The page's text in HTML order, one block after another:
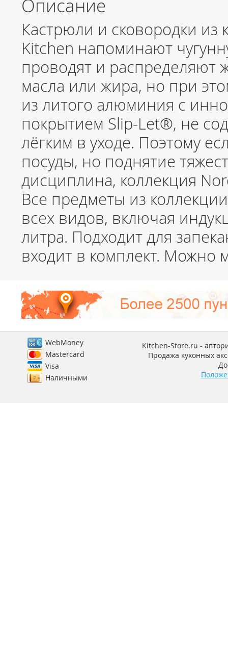
Описание
Кастрюли и сковородки из
Kitchen напоминают
проводят и распределяют
масла или жира, но при
из литого алюминия с
покрытием Slip-Let®, не
лёгким в уходе. Поэтому
посуды, но поднятие
дисциплина, коллекция
Все предметы из
всех видов, включая
литра. Подходит для
входит в комплект.
WebMoney
Mastercard
Visa
Наличными
Kitchen-Store.ru -
Продажа кухонных